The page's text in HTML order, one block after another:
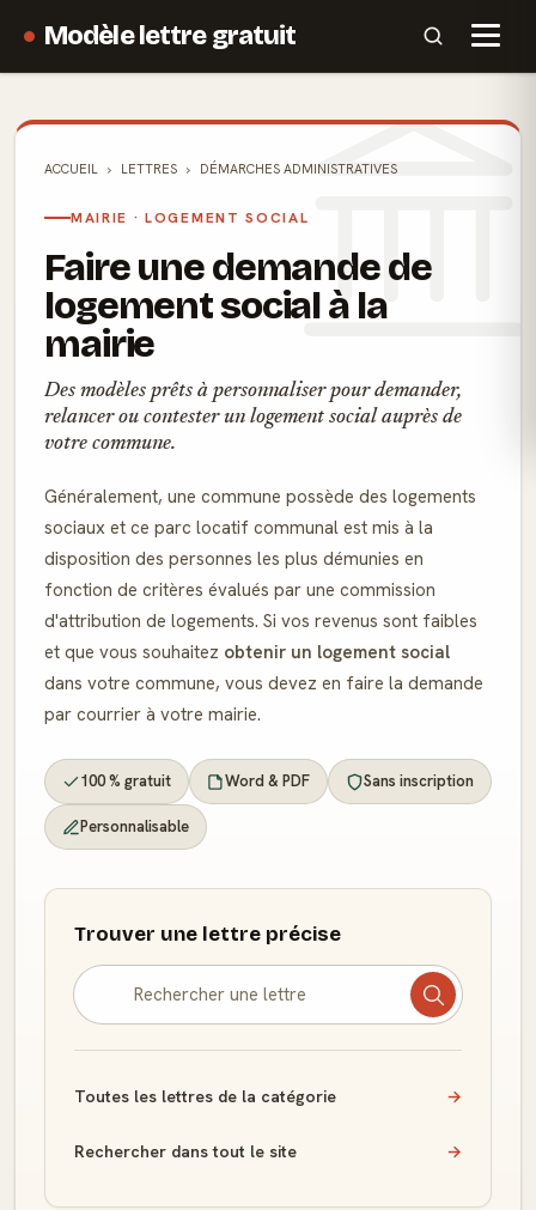
Modèle lettre gratuit
ACCUEIL LETTRES DÉMARCHES ADMINISTRATIVES
MAIRIE · LOGEMENT SOCIAL
Faire une demande de
logement social à la
mairie
Des modèles prêts à personnaliser pour demander,
relancer ou contester un logement social auprès de
votre commune.
Généralement, une commune possède des logements
sociaux et ce parc locatif communal est mis à la
disposition des personnes les plus démunies en
fonction de critères évalués par une commission
d'attribution de logements. Si vos revenus sont faibles
et que vous souhaitez obtenir un logement social
dans votre commune, vous devez en faire la demande
par courrier à votre mairie.
100 % gratuit Word & PDF Sans inscription
Personnalisable
Trouver une lettre précise
Toutes les lettres de la catégorie →
Rechercher dans tout le site →